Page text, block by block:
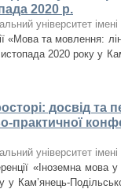
2020 р.
університет імені
«Мова та мовлення:
2020 року у
досвід та
практичної
університет імені
«Іноземна мова
Кам’янець-